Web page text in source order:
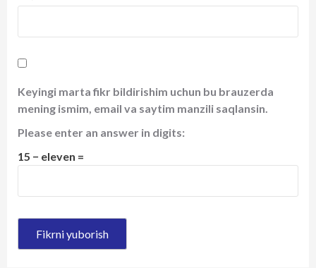
Keyingi marta fikr bildirishim uchun bu brauzerda
mening ismim, email va saytim manzili saqlansin.
Please enter an answer in digits:
15 − eleven =